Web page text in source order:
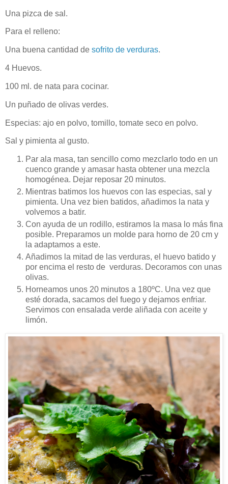
Una pizca de sal.
Para el relleno:
Una buena cantidad de sofrito de verduras.
4 Huevos.
100 ml. de nata para cocinar.
Un puñado de olivas verdes.
Especias: ajo en polvo, tomillo, tomate seco en polvo.
Sal y pimienta al gusto.
Par ala masa, tan sencillo como mezclarlo todo en un
cuenco grande y amasar hasta obtener una mezcla
homogénea. Dejar reposar 20 minutos.
Mientras batimos los huevos con las especias, sal y
pimienta. Una vez bien batidos, añadimos la nata y
volvemos a batir.
Con ayuda de un rodillo, estiramos la masa lo más fina
posible. Preparamos un molde para horno de 20 cm y
la adaptamos a este.
Añadimos la mitad de las verduras, el huevo batido y
por encima el resto de verduras. Decoramos con unas
olivas.
Horneamos unos 20 minutos a 180ºC. Una vez que
esté dorada, sacamos del fuego y dejamos enfriar.
Servimos con ensalada verde aliñada con aceite y
limón.